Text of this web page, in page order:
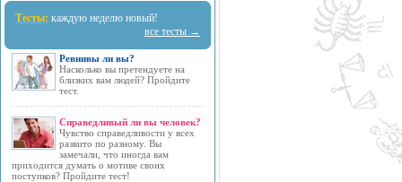
Тесты: каждую неделю новый!
все тесты →
Ревнивы ли вы?
Насколько вы претендуете на
близких вам людей? Пройдите
тест.
Справедливый ли вы человек?
Чувство справедливости у всех
развито по разному. Вы
замечали, что иногда вам
приходится думать о мотиве своих
поступков? Пройдите тест!